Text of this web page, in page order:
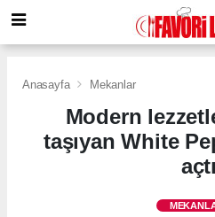
Anasayfa Mekanlar
Modern
taşıyan White
açtı